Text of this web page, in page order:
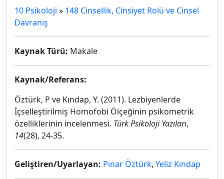
10 Psikoloji » 148 Cinsellik, Cinsiyet Rolü ve Cinsel
Davranış
Kaynak Türü: Makale
Kaynak/Referans:
Öztürk, P ve Kındap, Y. (2011). Lezbiyenlerde
İçselleştirilmiş Homofobi Ölçeğinin psikometrik
özelliklerinin incelenmesi. Türk Psikoloji Yazıları,
14(28), 24-35.
Geliştiren/Uyarlayan: Pınar Öztürk, Yeliz Kındap